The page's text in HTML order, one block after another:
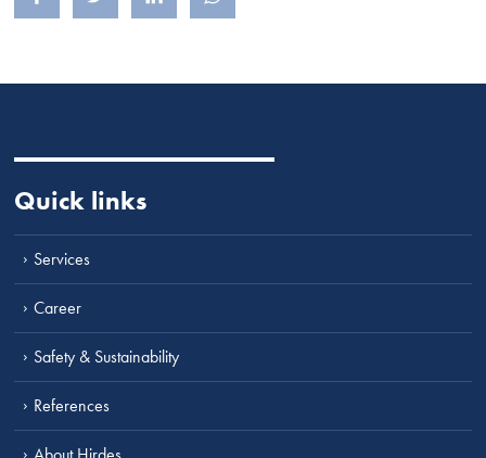
Quick links
Services
Career
Safety & Sustainability
References